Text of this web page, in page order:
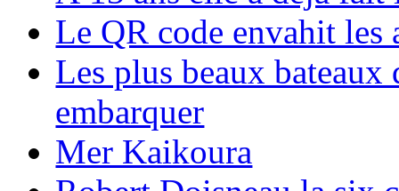
Le QR code envahit les
Les plus beaux bateaux
embarquer
Mer Kaikoura